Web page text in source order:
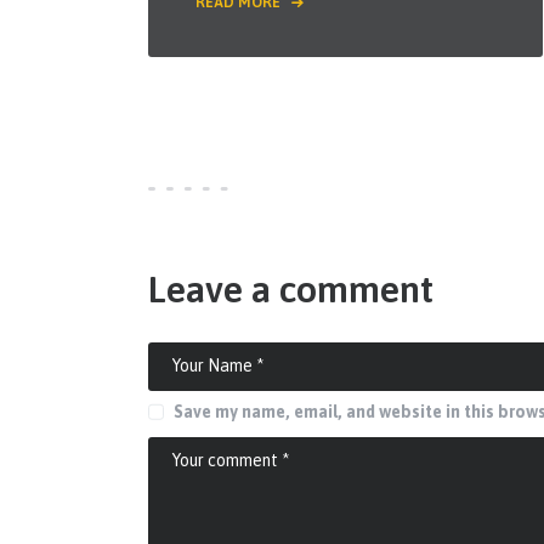
Leave a comment
Save my name, email, and website in this